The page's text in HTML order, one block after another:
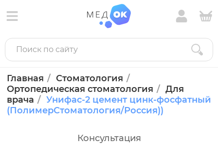
Главная
Стоматология
Ортопедическая стоматология
Для
врача
Унифас-2 цемент цинк-фосфатный
(ПолимерСтоматология/Россия))
Консультация